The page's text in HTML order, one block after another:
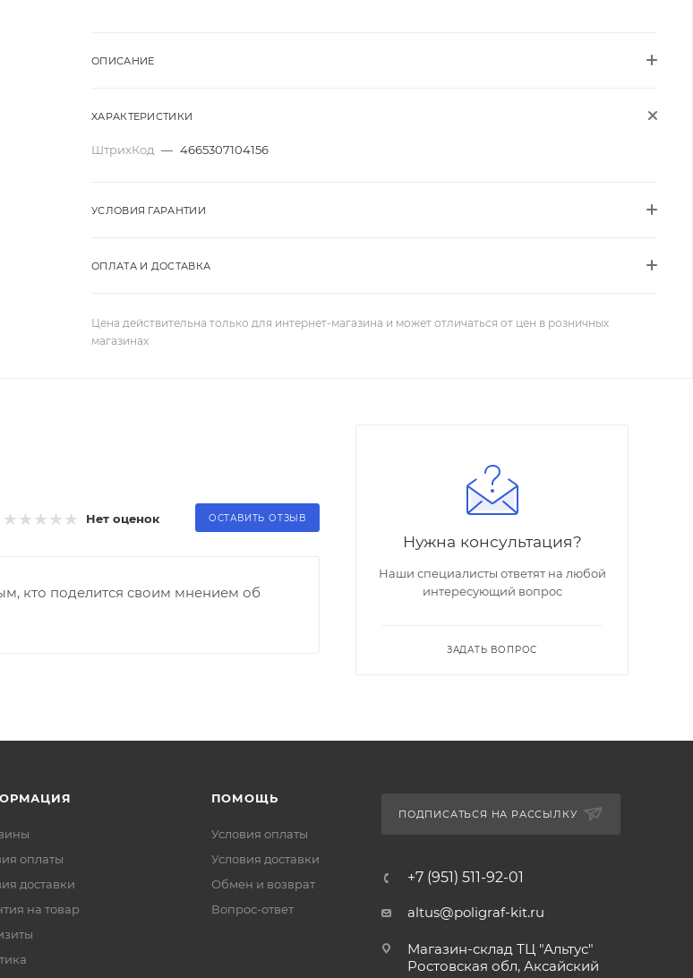
ОПИСАНИЕ
ХАРАКТЕРИСТИКИ
ШтрихКод — 4665307104156
УСЛОВИЯ ГАРАНТИИ
ОПЛАТА И ДОСТАВКА
Цена действительна только для интернет-магазина и может отличаться от цен в розничных
магазинах
Нет оценок ОСТАВИТЬ ОТЗЫВ
кто поделится своим мнением об
Нужна консультация?
Наши специалисты ответят на любой
интересующий вопрос
ЗАДАТЬ ВОПРОС
оплаты
доставки
на товар
ПОМОЩЬ
Условия оплаты
Условия доставки
Обмен и возврат
Вопрос-ответ
ПОДПИСАТЬСЯ НА РАССЫЛКУ
+7 (951) 511-92-01
altus@poligraf-kit.ru
Магазин-склад ТЦ "Альтус"
Ростовская обл, Аксайский